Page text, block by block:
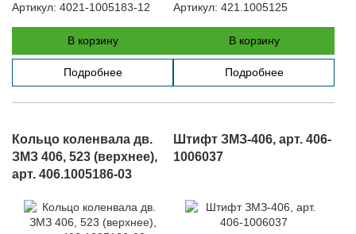
График работы: ПН-ПТ с 8.30 до 18.00 (+6 по МСК)
График работы сервис: ПН-СБ с 8.30 до 20.00
Артикул: 4021-1005183-12
В корзину
Подробнее
Артикул: 421.1005125
В корзину
Подробнее
Кольцо коленвала дв.
ЗМЗ 406, 523 (верхнее),
арт. 406.1005186-03
Штифт ЗМЗ-406, арт. 406-
1006037